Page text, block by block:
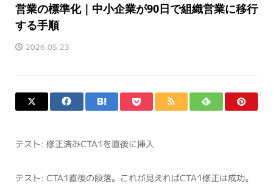
営業の標準化｜中小企業が90日で組織営業に移行
する手順
2026.05.23
テスト: 修正済みCTA1を直後に挿入
テスト: CTA1直後の段落。これが見えればCTA1修正は成功。